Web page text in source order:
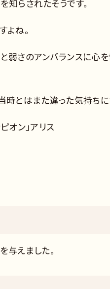
知らされたそうです。
よね。
弱さのアンバランスに心
時とはまた違った気持ちに
オン」アリス
与えました。